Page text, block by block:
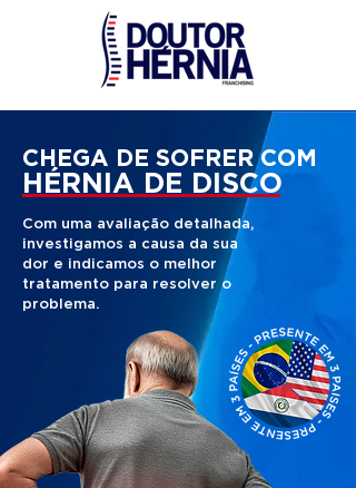
CHEGA DE SOFRER COM
HÉRNIA DE DISCO
Com uma avaliação detalhada,
investigamos a causa da sua
dor e indicamos o melhor
tratamento para resolver o
problema.